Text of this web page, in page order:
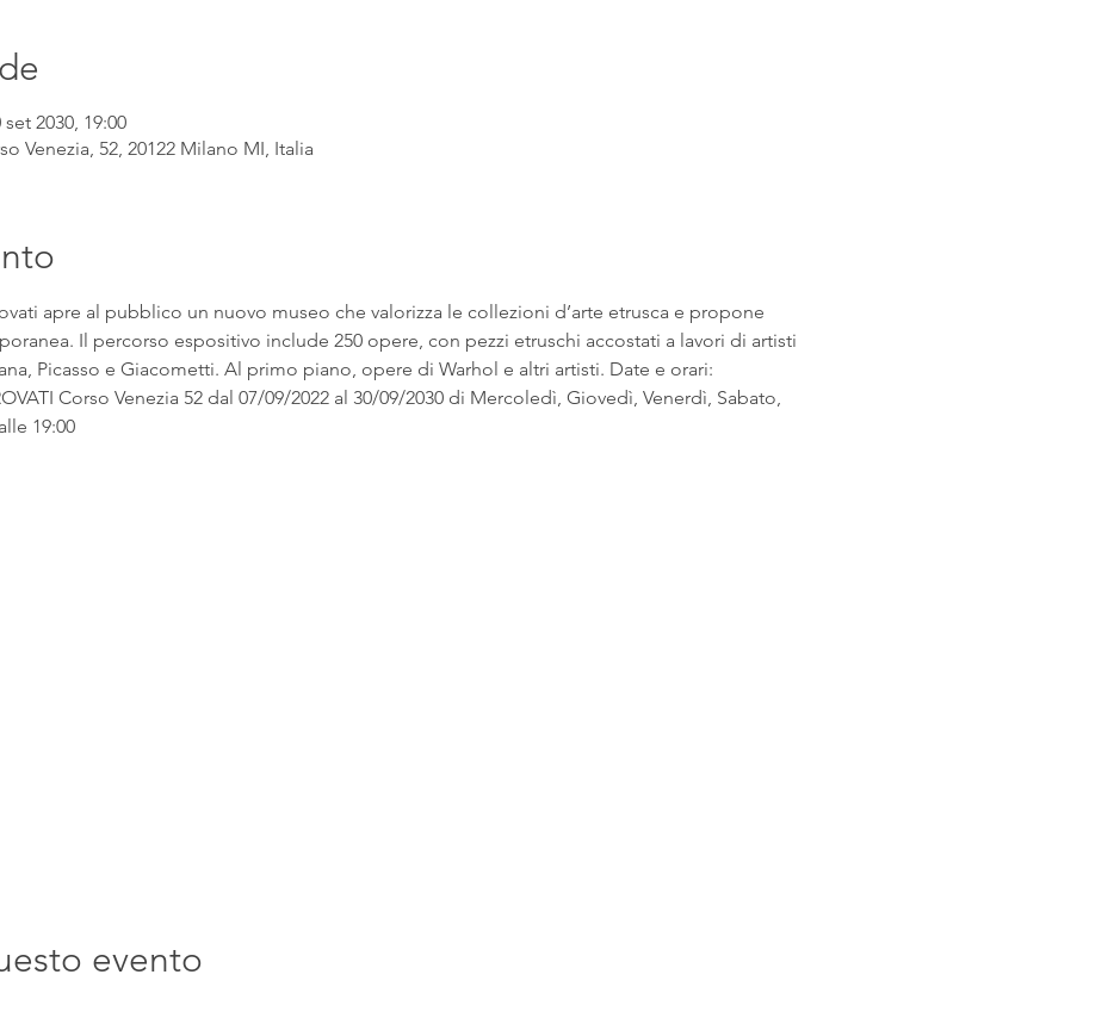
2030, 19:00
Venezia, 52, 20122 Milano MI, Italia
apre al pubblico un nuovo museo che valorizza le collezioni d’arte etrusca e propone
Il percorso espositivo include 250 opere, con pezzi etruschi accostati a lavori di artisti
Picasso e Giacometti. Al primo piano, opere di Warhol e altri artisti. Date e orari:
Corso Venezia 52 dal 07/09/2022 al 30/09/2030 di Mercoledì, Giovedì, Venerdì, Sabato,
19:00
evento